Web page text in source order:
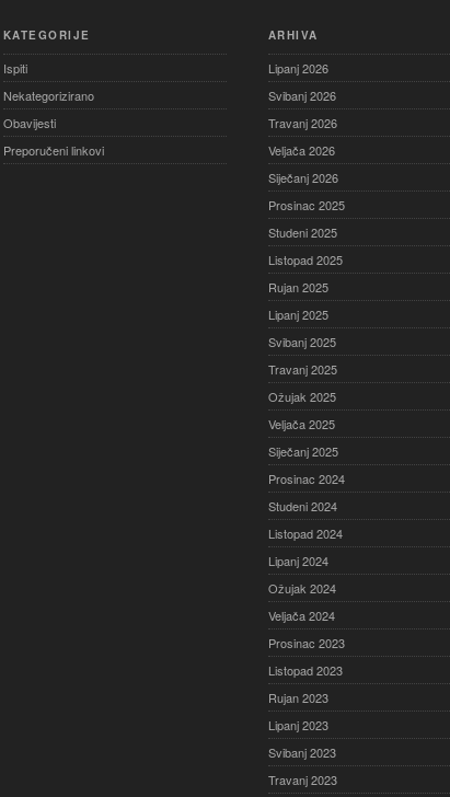
KATEGORIJE
Ispiti
Nekategorizirano
Obavijesti
Preporučeni linkovi
ARHIVA
Lipanj 2026
Svibanj 2026
Travanj 2026
Veljača 2026
Siječanj 2026
Prosinac 2025
Studeni 2025
Listopad 2025
Rujan 2025
Lipanj 2025
Svibanj 2025
Travanj 2025
Ožujak 2025
Veljača 2025
Siječanj 2025
Prosinac 2024
Studeni 2024
Listopad 2024
Lipanj 2024
Ožujak 2024
Veljača 2024
Prosinac 2023
Listopad 2023
Rujan 2023
Lipanj 2023
Svibanj 2023
Travanj 2023